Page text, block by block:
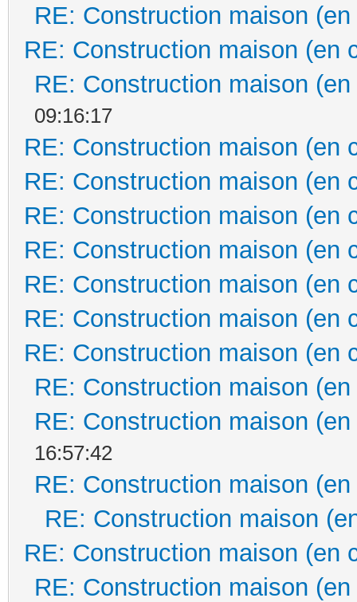
RE: Construction maison
RE: Construction maison (en
RE: Construction maison
09:16:17
RE: Construction maison (en
RE: Construction maison (en
RE: Construction maison (en
RE: Construction maison (en
RE: Construction maison (en
RE: Construction maison (en
RE: Construction maison (en
RE: Construction maison
RE: Construction maison
16:57:42
RE: Construction maison
RE: Construction maison
RE: Construction maison (en
RE: Construction maison